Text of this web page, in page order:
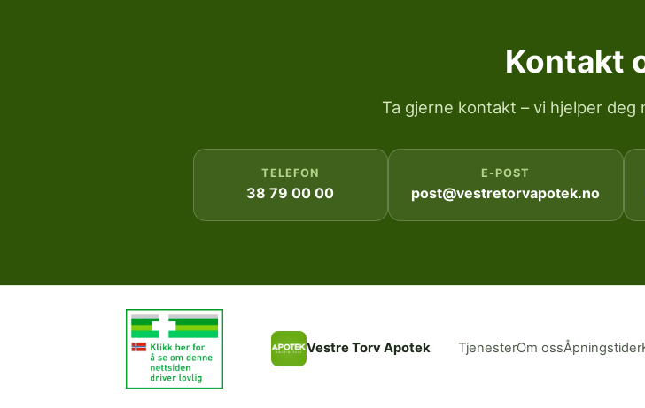
Kontakt
Ta gjerne kontakt – vi hjelper deg
TELEFON
38 79 00 00
E-POST
post@vestretorvapotek.no
Vestre Torv Apotek TjenesterOm ossÅpningstider